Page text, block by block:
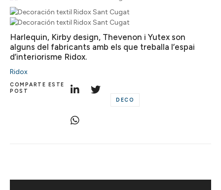
Harlequin, Kirby design, Thevenon i Yutex son
alguns del fabricants amb els que treballa l’espai
d’interiorisme Ridox.
Ridox
COMPARTE ESTE
POST
DECO